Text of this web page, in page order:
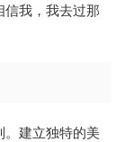
信我，我去过那
建立独特的美